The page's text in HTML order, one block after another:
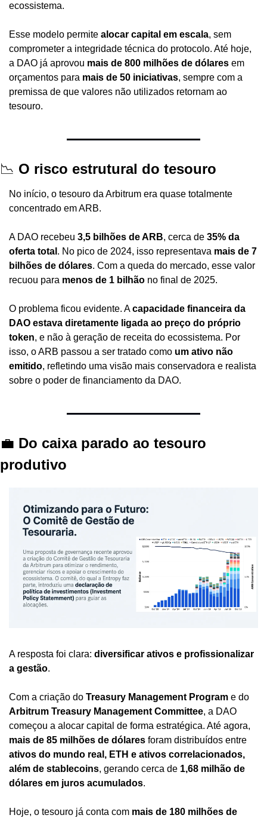
ecossistema.
Esse modelo permite alocar capital em escala, sem
comprometer a integridade técnica do protocolo. Até hoje,
a DAO já aprovou mais de 800 milhões de dólares em
orçamentos para mais de 50 iniciativas, sempre com a
premissa de que valores não utilizados retornam ao
tesouro.
📉 O risco estrutural do tesouro
No início, o tesouro da Arbitrum era quase totalmente
concentrado em ARB.
A DAO recebeu 3,5 bilhões de ARB, cerca de 35% da
oferta total . No pico de 2024, isso representava mais de 7
bilhões de dólares. Com a queda do mercado, esse valor
recuou para menos de 1 bilhão no final de 2025.
O problema ficou evidente. A capacidade financeira da
DAO estava diretamente ligada ao preço do próprio
token, e não à geração de receita do ecossistema. Por
isso, o ARB passou a ser tratado como um ativo não
emitido, refletindo uma visão mais conservadora e realista
sobre o poder de financiamento da DAO.
💼 Do caixa parado ao tesouro
produtivo
A resposta foi clara: diversificar ativos e profissionalizar
a gestão.
Com a criação do Treasury Management Program
Arbitrum Treasury Management Committee, a DAO
mais de 85 milhões de dólares
ativos do mundo real, ETH e ativos correlacionados,
além de stablecoins, gerando cerca de 1,68 milhão de
dólares em juros acumulados.
Hoje, o tesouro já conta com mais de 180 milhões de